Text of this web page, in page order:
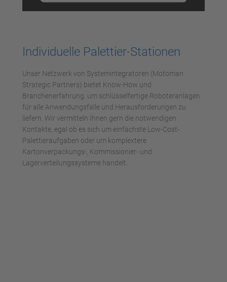
powered byUsercentrics Consent
Management Platform
Individuelle Palettier-Stationen
Unser Netzwerk von Systemintegratoren (Motoman
Strategic Partners) bietet Know-How und
Branchenerfahrung, um schlüsselfertige Roboteranlagen
für alle Anwendungsfälle und Herausforderungen zu
liefern. Wir vermitteln Ihnen gern die notwendigen
Kontakte, egal ob es sich um einfachste Low-Cost-
Palettieraufgaben oder um komplextere
Kartonverpackungs-, Kommissionier- und
Lagerverteilungssysteme handelt.